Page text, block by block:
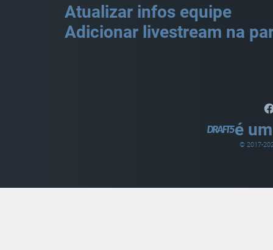
Atualizar infos equipe
Adicionar livestream na
é
© 2017-